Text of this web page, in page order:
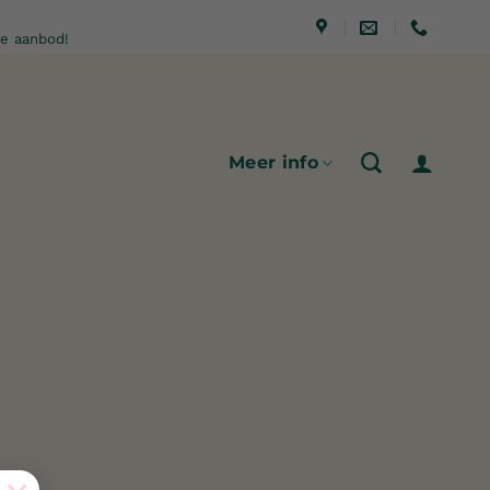
aanbod!
Meer info